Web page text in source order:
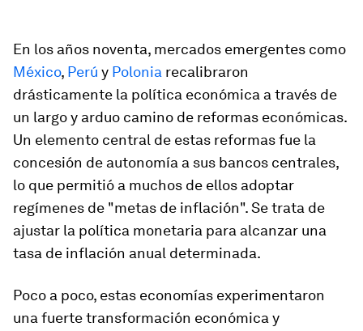
En los años noventa, mercados emergentes como
México, Perú y Polonia recalibraron
drásticamente la política económica a través de
un largo y arduo camino de reformas económicas.
Un elemento central de estas reformas fue la
concesión de autonomía a sus bancos centrales,
lo que permitió a muchos de ellos adoptar
regímenes de "metas de inflación". Se trata de
ajustar la política monetaria para alcanzar una
tasa de inflación anual determinada.
Poco a poco, estas economías experimentaron
una fuerte transformación económica y